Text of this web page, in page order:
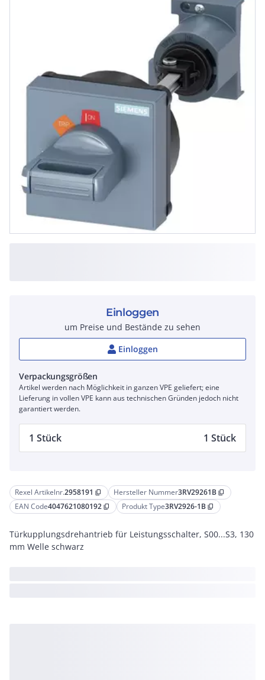
Rexel Artikelnr.2958191 content_copy Hersteller Nummer3RV29261B content_copy
EAN Code4047621080192 content_copy Produkt Type3RV2926-1B content_copy
Türkupplungsdrehantrieb für Leistungsschalter, S00...S3, 130
mm Welle schwarz
Einloggen
um Preise und Bestände zu sehen
Einloggen
Verpackungsgrößen
Artikel werden nach Möglichkeit in ganzen VPE geliefert; eine
Lieferung in vollen VPE kann aus technischen Gründen jedoch nicht
garantiert werden.
1 Stück 1 Stück